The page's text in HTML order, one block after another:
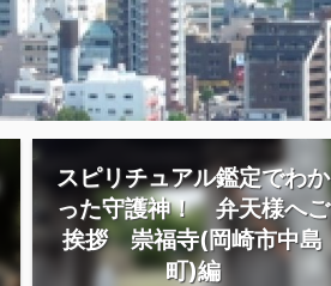
スピリチュアル鑑定でわか
った守護神！ 弁天様へご
挨拶 崇福寺(岡崎市中島
町)編